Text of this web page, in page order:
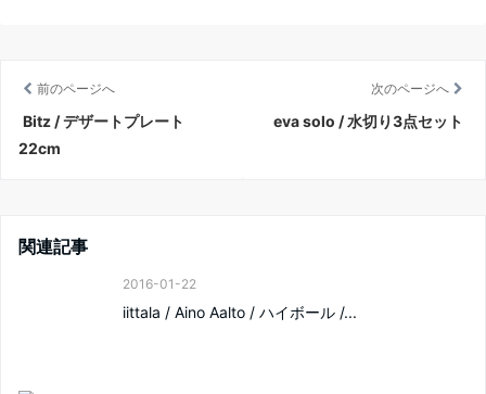
前のページへ
Bitz / デザートプレート
22cm
次のページへ
eva solo / 水切り3点セット
関連記事
2016-01-22
iittala / Aino Aalto / ハイボール /...